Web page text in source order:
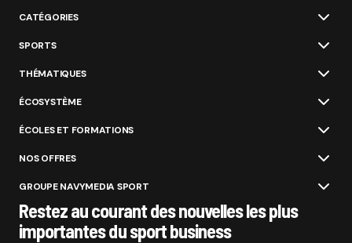
CATÉGORIES
SPORTS
THÉMATIQUES
ÉCOSYSTÈME
ÉCOLES ET FORMATIONS
NOS OFFRES
GROUPE NAVYMEDIA SPORT
Restez au courant des nouvelles les plus
importantes du sport business